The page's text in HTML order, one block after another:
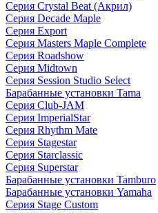
Серия Crystal Beat (Акрил)
Серия Decade Maple
Серия Export
Серия Masters Maple Complete
Серия Roadshow
Серия Midtown
Серия Session Studio Select
Барабанные установки Tama
Серия Club-JAM
Серия ImperialStar
Серия Rhythm Mate
Серия Stagestar
Серия Starclassic
Серия Superstar
Барабанные установки Tamburo
Барабанные установки Yamaha
Серия Stage Custom